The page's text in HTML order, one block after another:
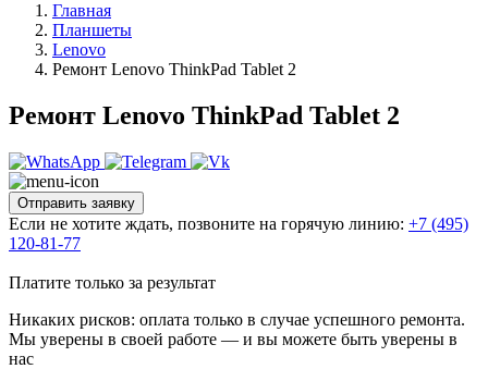
Главная
Планшеты
Lenovo
Ремонт Lenovo ThinkPad Tablet 2
Ремонт Lenovo ThinkPad Tablet 2
Отправить заявку
Если не хотите ждать, позвоните на горячую линию: +7 (495)
120-81-77
Платите только за результат
Никаких рисков: оплата только в случае успешного ремонта.
Мы уверены в своей работе — и вы можете быть уверены в
нас